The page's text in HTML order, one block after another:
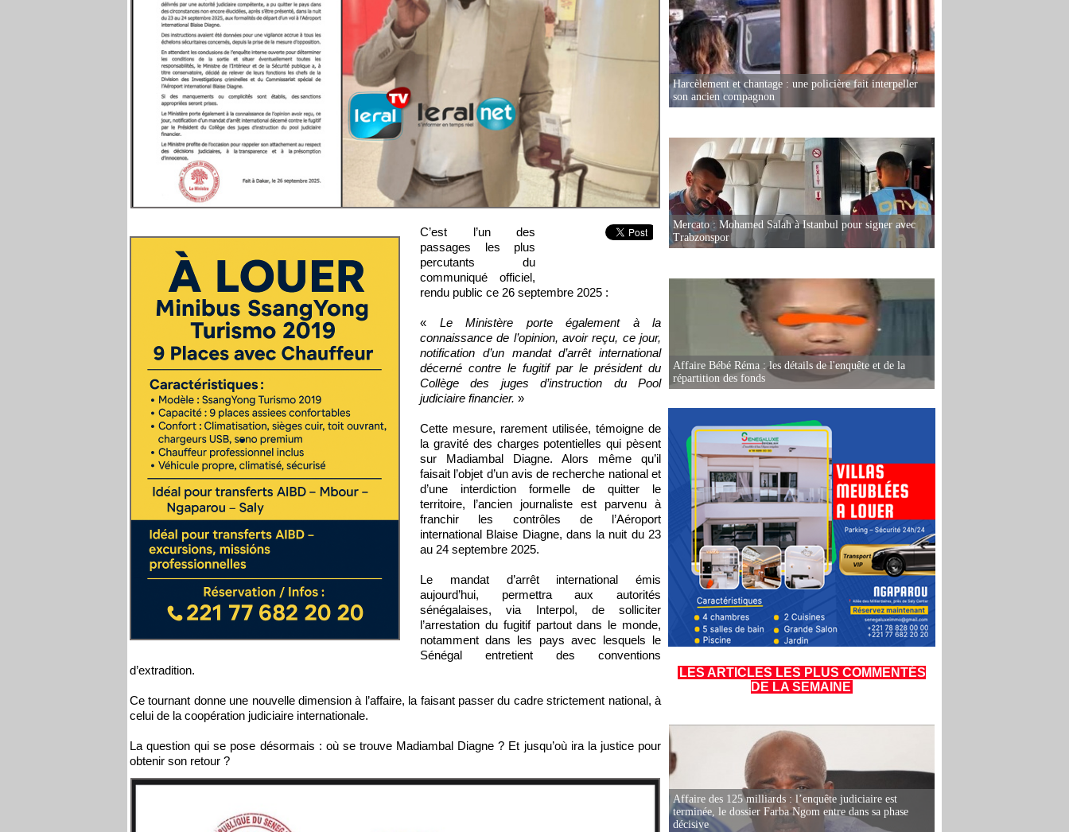
C’est l’un des
passages les plus
percutants du
communiqué officiel,
rendu public ce 26 septembre 2025 :
« Le Ministère porte également à la
connaissance de l’opinion, avoir reçu, ce jour,
notification d’un mandat d’arrêt international
décerné contre le fugitif par le président du
Collège des juges d’instruction du Pool
judiciaire financier. »
Cette mesure, rarement utilisée, témoigne de
la gravité des charges potentielles qui pèsent
sur Madiambal Diagne. Alors même qu’il
faisait l’objet d’un avis de recherche national et
d’une interdiction formelle de quitter le
territoire, l’ancien journaliste est parvenu à
franchir les contrôles de l’Aéroport
international Blaise Diagne, dans la nuit du 23
au 24 septembre 2025.
Le mandat d’arrêt international émis
aujourd’hui, permettra aux autorités
sénégalaises, via Interpol, de solliciter
l’arrestation du fugitif partout dans le monde,
notamment dans les pays avec lesquels le
Sénégal entretient des conventions
d’extradition.
Ce tournant donne une nouvelle dimension à l’affaire, la faisant passer du cadre strictement national, à
celui de la coopération judiciaire internationale.
La question qui se pose désormais : où se trouve Madiambal Diagne ? Et jusqu’où ira la justice pour
obtenir son retour ?
Harcèlement et chantage : une policière fait interpeller
son ancien compagnon
Mercato : Mohamed Salah à Istanbul pour signer avec
Trabzonspor
Affaire Bébé Réma : les détails de l'enquête et de la
répartition des fonds
LES ARTICLES LES PLUS COMMENTÉS
DE LA SEMAINE
Affaire des 125 milliards : l’enquête judiciaire est
terminée, le dossier Farba Ngom entre dans sa phase
décisive